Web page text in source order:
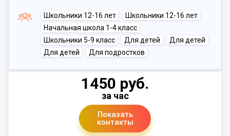
Школьники 12-16 лет
Школьники 12-16 лет
Начальная школа 1-4 класс
Школьники 5-9 класс
Для детей
Для детей
Для детей
Для подростков
1450 руб.
за час
Показать
контакты